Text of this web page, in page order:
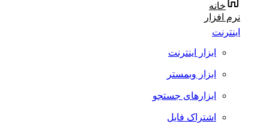
خانه
نرم افزار
اینترنت
ابزار اینترنت
ابزار وبمستر
ابزارهای جستجو
اشتراک فایل